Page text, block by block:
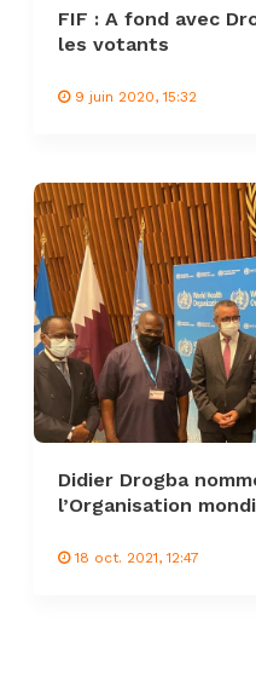
FIF : A fond avec
les votants
9 juin 2020, 15:32
Didier Drogba
l’Organisation
18 oct. 2021, 12:47